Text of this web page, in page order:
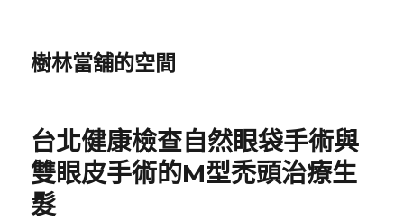
樹林當舖的空間
台北健康檢查自然眼袋手術與
雙眼皮手術的M型禿頭治療生
髮